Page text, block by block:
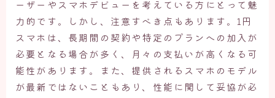
ーザーやスマホデビューを考えている方にとって魅
力的です。しかし、注意すべき点もあります。1円
スマホは、長期間の契約や特定のプランへの加入が
必要となる場合が多く、月々の支払いが高くなる可
能性があります。また、提供されるスマホのモデル
が最新ではないこともあり、性能に関して妥協が必